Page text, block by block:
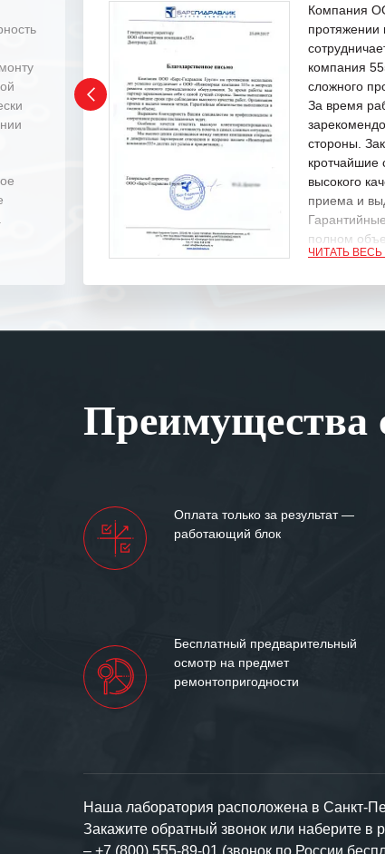
Компания
протяжении
компания
сложного
За время
стороны.
кротчайшие
высокого
приема и
полном
Мы высоко
«555»
ЧИТАТЬ
Преимущества
Оплата только за результат —
работающий блок
Бесплатный предварительный
осмотр на предмет
ремонтопригодности
Наша лаборатория расположена в Санкт-
Закажите обратный звонок или наберите
– +7 (800) 555-89-01 (звонок по России